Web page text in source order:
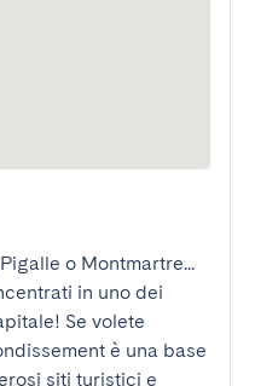
o Montmartre...
in uno dei
Se volete
è una base
siti turistici e